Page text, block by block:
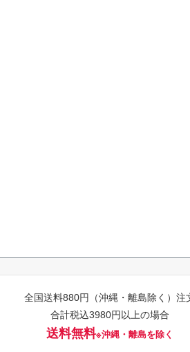
全国送料880円（沖縄・離島除く）注
合計税込3980円以上の場合
送料無料※沖縄・離島を除く